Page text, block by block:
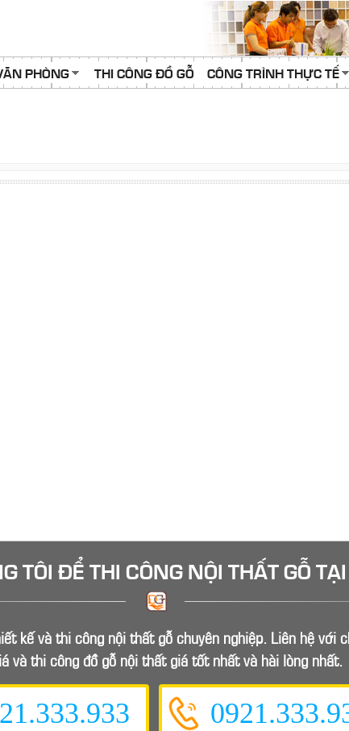
PHÒNG THI CÔNG ĐỒ GỖ CÔNG TRÌNH THỰC TẾ
TÔI ĐỂ THI CÔNG NỘI THẤT GỖ
kế và thi công nội thất gỗ chuyên nghiệp. Liên hệ với
và thi công đồ gỗ nội thất giá tốt nhất và hài lòng nhất.